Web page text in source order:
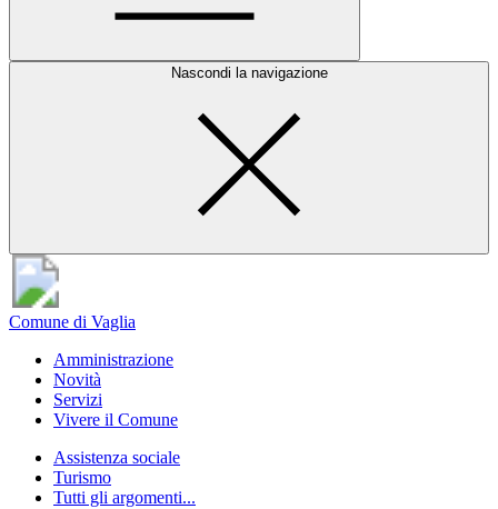
Nascondi la navigazione
Comune di Vaglia
Amministrazione
Novità
Servizi
Vivere il Comune
Assistenza sociale
Turismo
Tutti gli argomenti...